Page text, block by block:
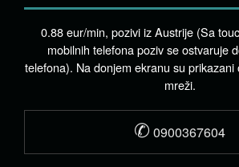
0.88 eur/min, pozivi iz Austrije (Sa
mobilnih telefona poziv se ostvaruje
telefona). Na donjem ekranu su
mreži.
✆ 0900367604